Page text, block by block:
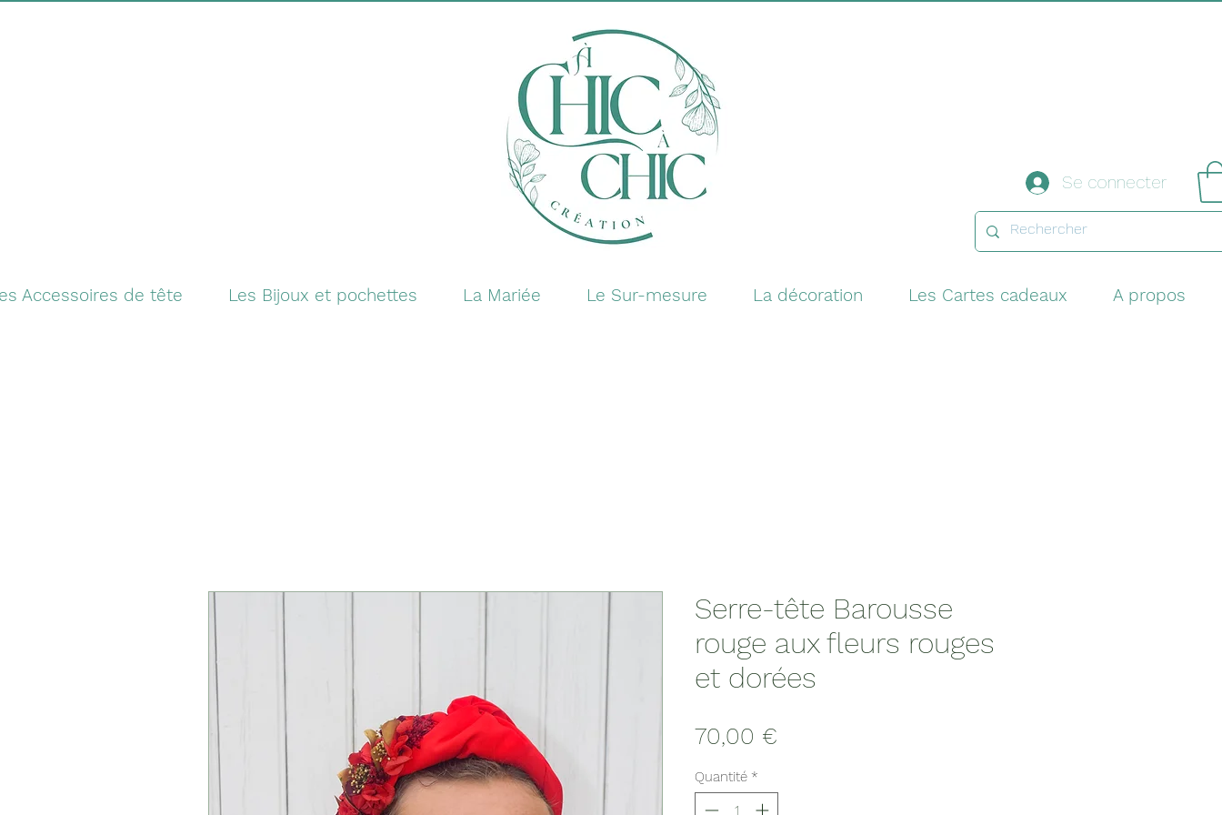
Se connecter
Accessoires de tête Les Bijoux et pochettes La Mariée Le Sur-mesure La décoration Les Cartes cadeaux A propos
Serre-tête Barousse
rouge aux fleurs rouges
et dorées
70,00 €
Quantité *